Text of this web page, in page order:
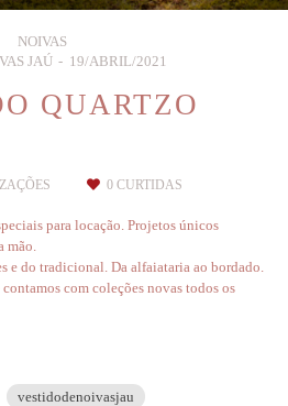
NOIVAS
JAÚ
19/ABRIL/2021
QUARTZO
0 CURTIDAS
para locação. Projetos únicos
mão.
e do tradicional. Da alfaiataria ao bordado.
com coleções novas todos os
vestidodenoivasjau